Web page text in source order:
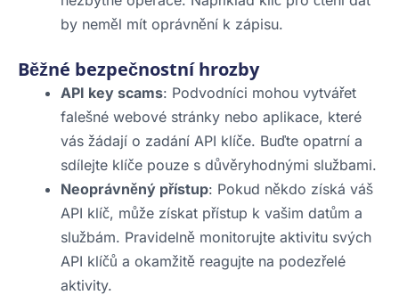
by neměl mít oprávnění k zápisu.
Běžné bezpečnostní hrozby
API key scams: Podvodníci mohou vytvářet
falešné webové stránky nebo aplikace, které
vás žádají o zadání API klíče. Buďte opatrní a
sdílejte klíče pouze s důvěryhodnými službami.
Neoprávněný přístup: Pokud někdo získá váš
API klíč, může získat přístup k vašim datům a
službám. Pravidelně monitorujte aktivitu svých
API klíčů a okamžitě reagujte na podezřelé
aktivity.